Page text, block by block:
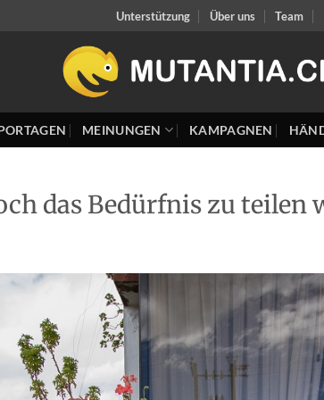
Unterstützung Über uns Team
MEINUNGEN KAMPAGNEN
das Bedürfnis zu teilen